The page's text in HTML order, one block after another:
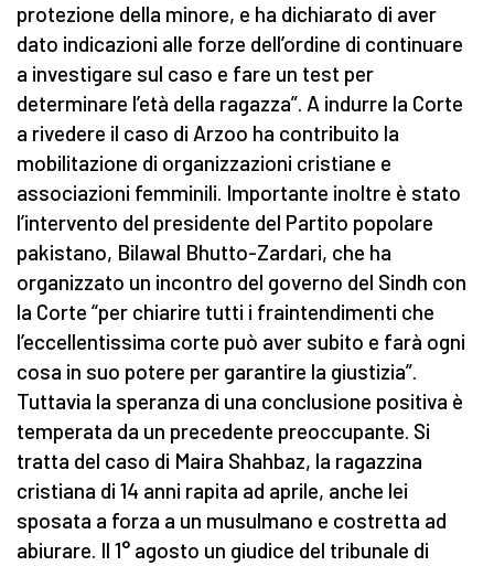
protezione della minore, e ha dichiarato di aver
dato indicazioni alle forze dell’ordine di continuare
a investigare sul caso e fare un test per
determinare l’età della ragazza”. A indurre la Corte
a rivedere il caso di Arzoo ha contribuito la
mobilitazione di organizzazioni cristiane e
associazioni femminili. Importante inoltre è stato
l’intervento del presidente del Partito popolare
pakistano, Bilawal Bhutto-Zardari, che ha
organizzato un incontro del governo del Sindh con
la Corte “per chiarire tutti i fraintendimenti che
l’eccellentissima corte può aver subito e farà ogni
cosa in suo potere per garantire la giustizia”.
Tuttavia la speranza di una conclusione positiva è
temperata da un precedente preoccupante. Si
tratta del caso di Maira Shahbaz, la ragazzina
cristiana di 14 anni rapita ad aprile, anche lei
sposata a forza a un musulmano e costretta ad
abiurare. Il 1° agosto un giudice del tribunale di